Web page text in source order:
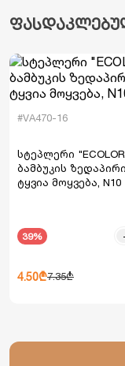
#VA470-16
სტეპლერი
ბამბუკის
ტყვია მოყვება, N10
39%
4.50₾7.35₾